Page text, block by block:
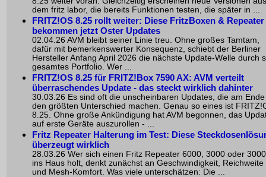
dem fritz labor, die bereits Funktionen testen, die später in ...
FRITZ!OS 8.25 rollt weiter: Diese FritzBoxen & Repeater
bekommen jetzt Oster Updates
02.04.26 AVM bleibt seiner Linie treu. Ohne großes Tamtam,
dafür mit bemerkenswerter Konsequenz, schiebt der Berliner
Hersteller Anfang April 2026 die nächste Update-Welle durch
gesamtes Portfolio. Wer ...
FRITZ!OS 8.25 für FRITZ!Box 7590 AX: AVM verteilt
überraschendes Update - das steckt wirklich dahinter
30.03.26 Es sind oft die unscheinbaren Updates, die am Ende
den größten Unterschied machen. Genau so eines ist
8.25. Ohne große Ankündigung hat AVM begonnen, das
auf erste Geräte auszurollen - ...
Fritz Repeater Halterung im Test: Diese
überzeugt wirklich
28.03.26 Wer sich einen Fritz Repeater 6000, 3000 oder
ins Haus holt, denkt zunächst an Geschwindigkeit, Reichweite
und Mesh-Komfort. Was viele unterschätzen: Die ...